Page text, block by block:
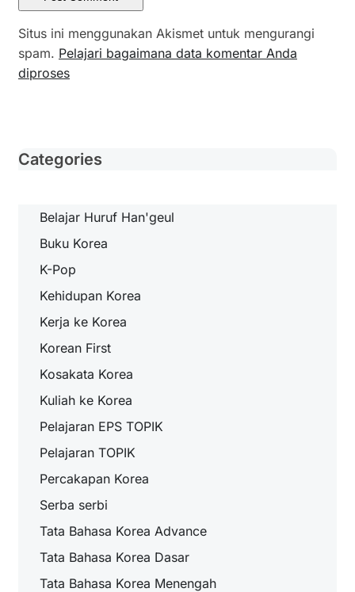
Situs ini menggunakan Akismet untuk mengurangi
spam. Pelajari bagaimana data komentar Anda
diproses
Categories
Belajar Huruf Han'geul
Buku Korea
K-Pop
Kehidupan Korea
Kerja ke Korea
Korean First
Kosakata Korea
Kuliah ke Korea
Pelajaran EPS TOPIK
Pelajaran TOPIK
Percakapan Korea
Serba serbi
Tata Bahasa Korea Advance
Tata Bahasa Korea Dasar
Tata Bahasa Korea Menengah